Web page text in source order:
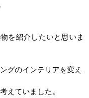
を紹介したいと思いま
グのインテリアを変え
えていました。